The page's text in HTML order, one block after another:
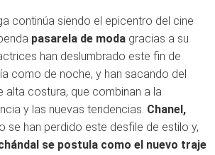
continúa siendo el epicentro del cine
pasarela de moda gracias a su
han deslumbrado este fin de
como de noche, y han sacando del
alta costura, que combinan a la
y las nuevas tendencias. Chanel,
se han perdido este desfile de estilo y,
se postula como el nuevo traje